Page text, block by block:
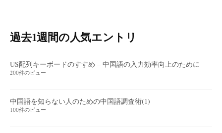
過去1週間の人気エントリ
US配列キーボードのすすめ – 中国語の入力効率向上のために
200件のビュー
中国語を知らない人のための中国語調査術(1)
100件のビュー